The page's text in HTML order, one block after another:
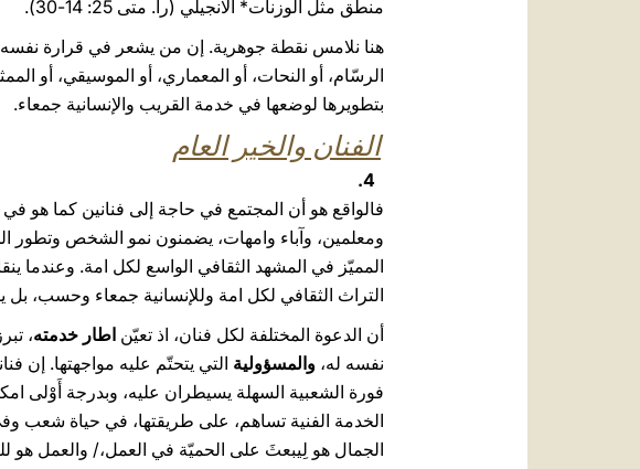
منطق مثل الوزنات* الانجيلي (را. متى 25: 14-30).
هنا نلامس نقطة جوهرية. إن من يشعر في قرارة نفسه
الرسّام، أو النحات، أو المعماري، أو الموسيقي، أو
بتطويرها لوضعها في خدمة القريب والإنسانية جمعاء.
الفنان والخير العام
4.
فالواقع هو أن المجتمع في حاجة إلى فنانين كما هو
ومعلمين، وآباء وامهات، يضمنون نمو الشخص وتطور
المميّز في المشهد الثقافي الواسع لكل امة. وعندما
التراث الثقافي لكل امة وللإنسانية جمعاء وحسب، بل
أن الدعوة المختلفة لكل فنان، اذ تعيّن اطار خدمته،
نفسه له، والمسؤولية التي يتحتّم عليه مواجهتها. إن
فورة الشعبية السهلة يسيطران عليه، وبدرجة أَوْلى
الخدمة الفنية تساهم، على طريقتها، في حياة شعب
الجمال هو لِيبعثَ على الحميّة في العمل،/ والعمل هو